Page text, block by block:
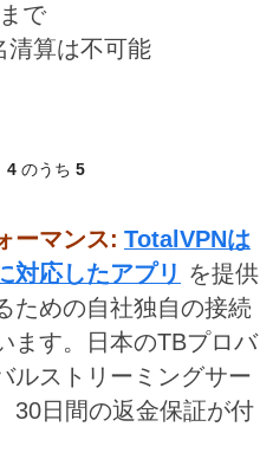
で
清算は不可能
4 のうち 5
ーマンス: TotalVPNは
対応したアプリ を提供
ための自社独自の接続
ます。日本のTBプロバ
ルストリーミングサー
30日間の返金保証が付